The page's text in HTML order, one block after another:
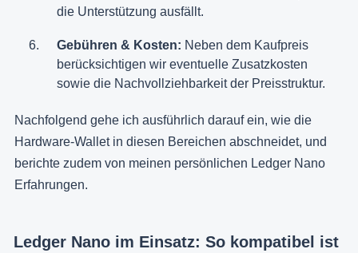
die Unterstützung ausfällt.
Gebühren & Kosten: Neben dem Kaufpreis
berücksichtigen wir eventuelle Zusatzkosten
sowie die Nachvollziehbarkeit der Preisstruktur.
Nachfolgend gehe ich ausführlich darauf ein, wie die
Hardware-Wallet in diesen Bereichen abschneidet, und
berichte zudem von meinen persönlichen Ledger Nano
Erfahrungen.
Ledger Nano im Einsatz: So kompatibel ist